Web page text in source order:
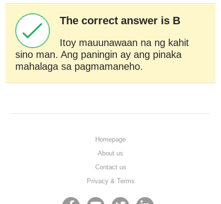
The correct answer is B
Itoy mauunawaan na ng kahit
sino man. Ang paningin ay ang pinaka
mahalaga sa pagmamaneho.
Homepage
About us
Contact us
Privacy & Terms